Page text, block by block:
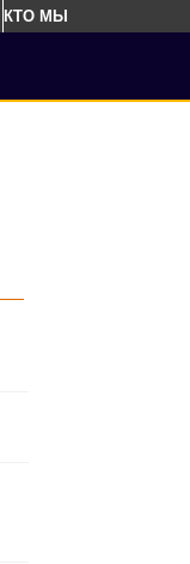
КТО МЫ